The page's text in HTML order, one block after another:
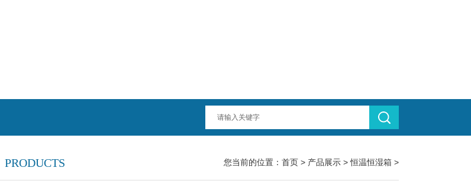
PRODUCTS 您当前的位置： 首页 > 产品展示 >恒温恒湿箱 >